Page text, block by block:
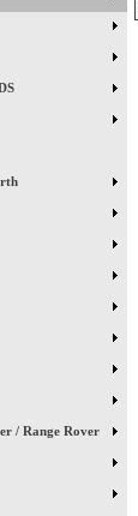
/ Range Rover